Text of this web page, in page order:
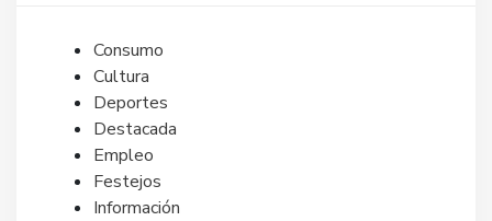
Consumo
Cultura
Deportes
Destacada
Empleo
Festejos
Información